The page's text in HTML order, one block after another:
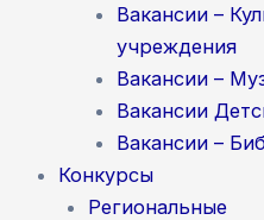
Вакансии –
учреждения
Вакансии –
Вакансии
Вакансии –
Конкурсы
Региональные